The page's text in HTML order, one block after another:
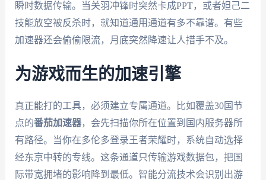
瞬时数据传输。当关羽冲锋时突然卡成PPT，或者妲己二
技能放空被反杀时，就知道通用通道有多不靠谱。有些
加速器还会偷偷限流，月底突然降速让人措手不及。
为游戏而生的加速引擎
真正能打的工具，必须建立专属通道。比如覆盖30国节
点的番茄加速器，会先扫描你所在位置到国内服务器所
有路径。当你在多伦多登录王者荣耀时，系统自动选择
经东京中转的专线。这条通道只传输游戏数据包，把国
际带宽拥堵的影响降到最低。智能分流技术会识别出游